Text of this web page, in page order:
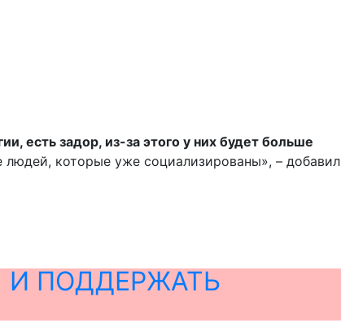
есть задор, из-за этого у них будет больше
которые уже социализированы», – добавил
И ПОДДЕРЖАТЬ